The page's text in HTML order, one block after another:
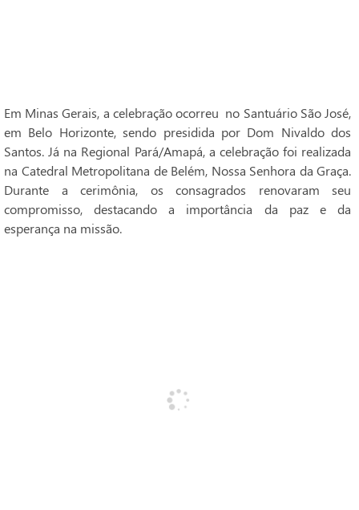
Em Minas Gerais, a celebração ocorreu no Santuário São José,
em Belo Horizonte, sendo presidida por Dom Nivaldo dos
Santos. Já na Regional Pará/Amapá, a celebração foi realizada
na Catedral Metropolitana de Belém, Nossa Senhora da Graça.
Durante a cerimônia, os consagrados renovaram seu
compromisso, destacando a importância da paz e da
esperança na missão.